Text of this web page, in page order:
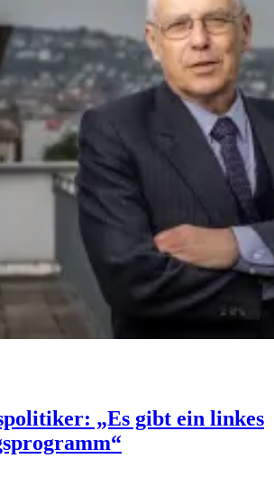
„Es gibt ein linkes